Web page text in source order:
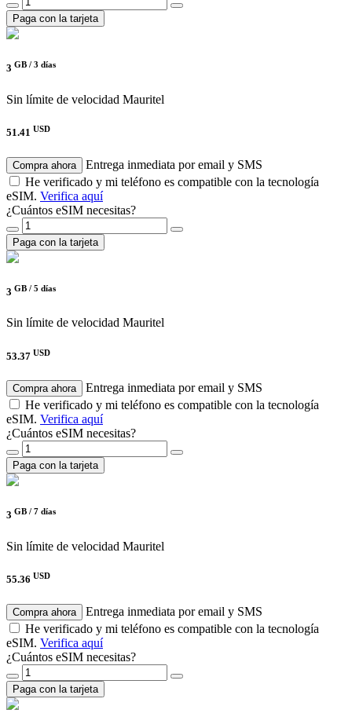
Paga con la tarjeta
3 GB / 3 días
Sin límite de velocidad Mauritel
51.41 USD
Compra ahora
Entrega inmediata por email y SMS
He verificado y mi teléfono es compatible con la tecnología
eSIM. Verifica aquí
¿Cuántos eSIM necesitas?
Paga con la tarjeta
3 GB / 5 días
Sin límite de velocidad Mauritel
53.37 USD
Compra ahora
Entrega inmediata por email y SMS
He verificado y mi teléfono es compatible con la tecnología
eSIM. Verifica aquí
¿Cuántos eSIM necesitas?
Paga con la tarjeta
3 GB / 7 días
Sin límite de velocidad Mauritel
55.36 USD
Compra ahora
Entrega inmediata por email y SMS
He verificado y mi teléfono es compatible con la tecnología
eSIM. Verifica aquí
¿Cuántos eSIM necesitas?
Paga con la tarjeta